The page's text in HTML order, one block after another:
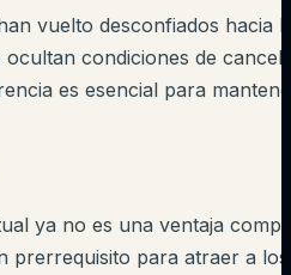
vuelto desconfiados hacia
condiciones de
es esencial para
ya no es una ventaja
prerrequisito para atraer a los